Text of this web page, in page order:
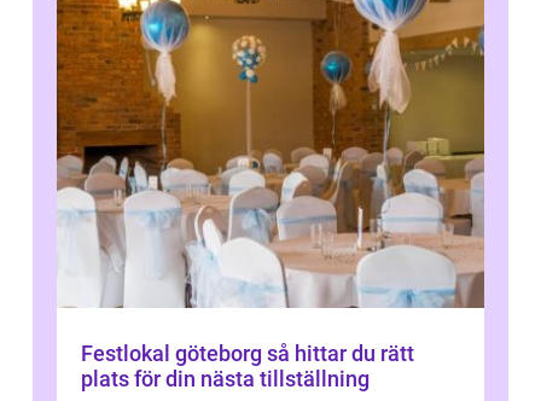
Festlokal göteborg så hittar du rätt
plats för din nästa tillställning